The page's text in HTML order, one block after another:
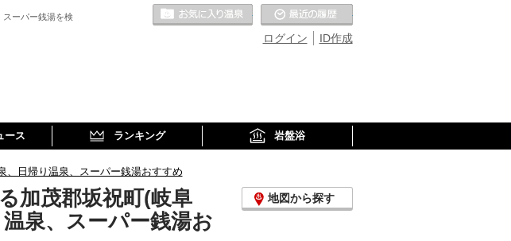
ーパー銭湯を検
ID作成
ログイン
お気に入りの温泉
ース ランキング 岩盤浴
、日帰り温泉、スーパー銭湯おすすめ
加茂郡坂祝町(岐阜
泉、スーパー銭湯お
地図から探す